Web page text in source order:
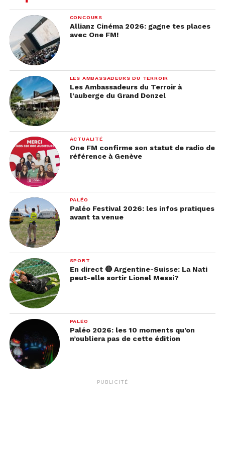
moyenne de 88 pulsations par minute a été
enregistrée sur la totalité du film avec une pointe
à 132 battements (en temps normal, notre
fréquence cardiaque se situe entre 60 et 70
battements par minute).
Le film, sorti en mai 2020, nous replonge en plein
lockdownet suit la soirée terrifiante de six amis
qui font une séance de spiritisme sur zoom. On
vous laisse découvrir la bande-annonce.
CONCOURS
Allianz Cinéma 2026: gagne tes places
avec One FM!
LES AMBASSADEURS DU TERROIR
Les Ambassadeurs du Terroir à
l’auberge du Grand Donzel
ACTUALITÉ
One FM confirme son statut de radio de
référence à Genève
PALÉO
Paléo Festival 2026: les infos pratiques
avant ta venue
SPORT
En direct 🔴 Argentine-Suisse: La Nati
peut-elle sortir Lionel Messi?
PALÉO
Paléo 2026: les 10 moments qu’on
n’oubliera pas de cette édition
PUBLICITÉ